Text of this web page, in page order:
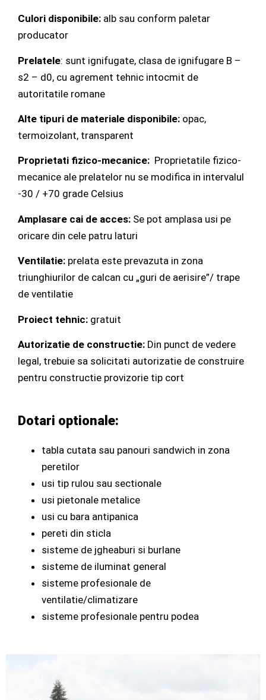
Culori disponibile: alb sau conform paletar
producator
Prelatele: sunt ignifugate, clasa de ignifugare B –
s2 – d0, cu agrement tehnic intocmit de
autoritatile romane
Alte tipuri de materiale disponibile: opac,
termoizolant, transparent
Proprietati fizico-mecanice: Proprietatile fizico-
mecanice ale prelatelor nu se modifica in intervalul
-30 / +70 grade Celsius
Amplasare cai de acces: Se pot amplasa usi pe
oricare din cele patru laturi
Ventilatie: prelata este prevazuta in zona
triunghiurilor de calcan cu „guri de aerisire”/ trape
de ventilatie
Proiect tehnic: gratuit
Autorizatie de constructie: Din punct de vedere
legal, trebuie sa solicitati autorizatie de construire
pentru constructie provizorie tip cort
Dotari optionale:
tabla cutata sau panouri sandwich in zona
peretilor
usi tip rulou sau sectionale
usi pietonale metalice
usi cu bara antipanica
pereti din sticla
sisteme de jgheaburi si burlane
sisteme de iluminat general
sisteme profesionale de
ventilatie/climatizare
sisteme profesionale pentru podea